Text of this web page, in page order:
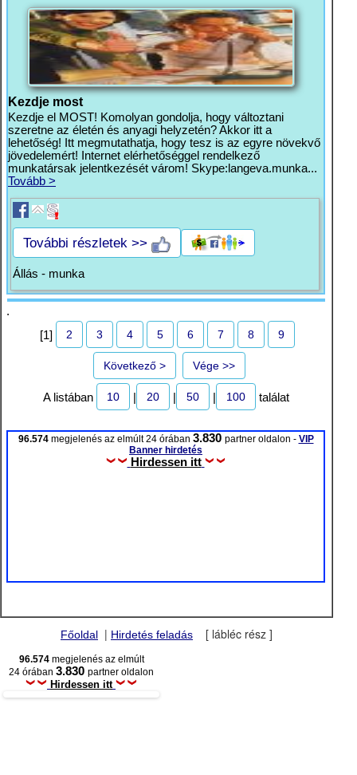
Kezdje most
Kezdje el MOST! Komolyan gondolja, hogy változtani
szeretne az életén és anyagi helyzetén? Akkor itt a
lehetőség! Itt megmutathatja, hogy tesz is az egyre növekvő
jövedelemért! Internet elérhetőséggel rendelkező
munkatársak jelentkezését várom! Skype:langeva.munka...
Tovább >
További részletek >>
Állás - munka
.
[1]
2 3 4 5 6 7 8 9
Következő > Vége >>
A listában 10 20 50 100 találat
96.574megjelenés az elmúlt 24 órában 3.830 partner oldalon - VIP
Banner hirdetés
Hirdessen itt
Főoldal | Hirdetés feladás [ lábléc rész ]
96.574megjelenés az elmúlt
24 órában 3.830 partner oldalon
Hirdessen itt